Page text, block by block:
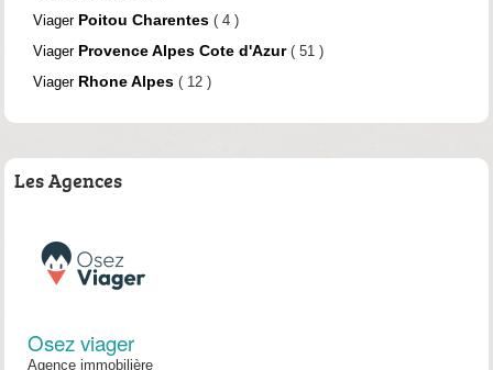
Viager Poitou Charentes( 4 )
Viager Provence Alpes Cote d'Azur( 51 )
Viager Rhone Alpes( 12 )
Les Agences
Osez viager
Agence immobilière